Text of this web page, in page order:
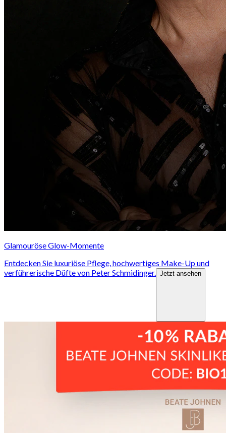
Glamouröse Glow-Momente
Entdecken Sie luxuriöse Pflege, hochwertiges Make-Up und
verführerische Düfte von Peter Schmidinger. Jetzt ansehen